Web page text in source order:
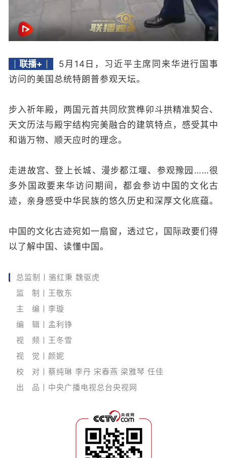
联播+
5月14日，习近平主席同来华进行国事
访问的美国总统特朗普参观天坛。
步入祈年殿，两国元首共同欣赏榫卯斗拱精准契合、
天文历法与殿宇结构完美融合的建筑特点，感受其中
和谐万物、顺天应时的理念。
走进故宫、登上长城、漫步都江堰、参观豫园……很
多外国政要来华访问期间，都会参访中国的文化古
迹，亲身感受中华民族的悠久历史和深厚文化底蕴。
中国的文化古迹宛如一扇窗，透过它，国际政要们得
以了解中国、读懂中国。
总监制丨骆红秉 魏驱虎
监 制丨王敬东
主 编丨李璇
编 辑丨孟利铮
视 频丨王冬雪
视 觉丨颜妮
校 对丨蔡纯琳 李丹 宋春燕 梁雅琴 任佳
出 品丨中央广播电视总台央视网